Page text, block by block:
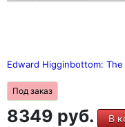
Edward Higginbottom:
Под заказ
8349 руб. В